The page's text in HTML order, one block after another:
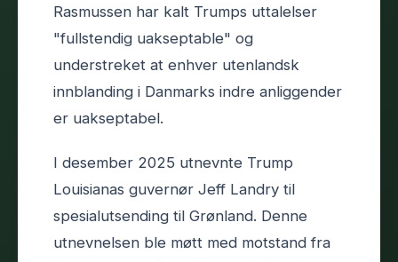
Rasmussen har kalt Trumps uttalelser
"fullstendig uakseptable" og
understreket at enhver utenlandsk
innblanding i Danmarks indre anliggender
er uakseptabel.
I desember 2025 utnevnte Trump
Louisianas guvernør Jeff Landry til
spesialutsending til Grønland. Denne
utnevnelsen ble møtt med motstand fra